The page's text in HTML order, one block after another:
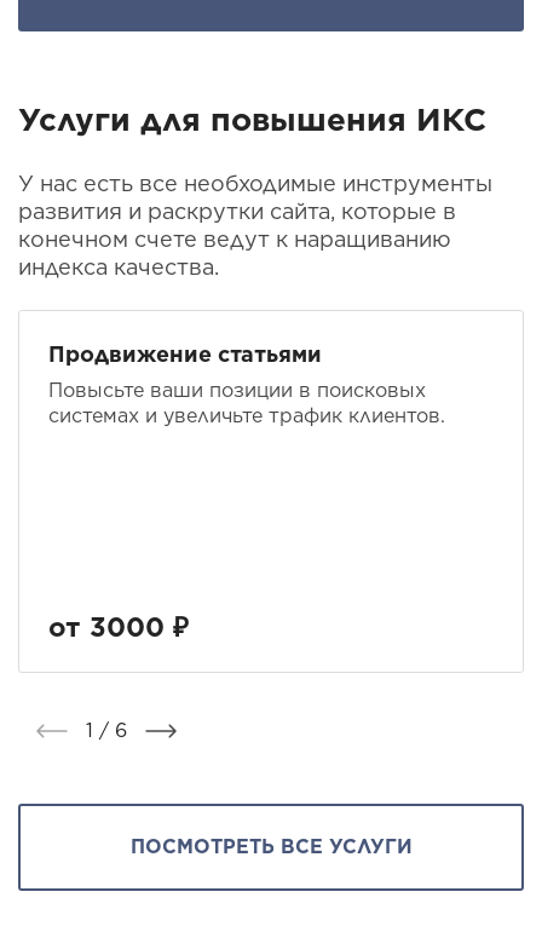
Услуги для повышения ИКС
У нас есть все необходимые инструменты
развития и раскрутки сайта, которые в
конечном счете ведут к наращиванию
индекса качества.
Продвижение статьями
Повысьте ваши позиции в поисковых
системах и увеличьте трафик клиентов.
от 3000 ₽
1 / 6
ПОСМОТРЕТЬ ВСЕ УСЛУГИ